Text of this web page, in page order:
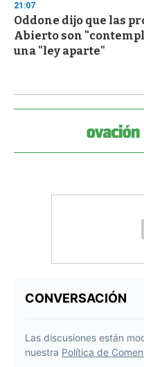
21:07
Oddone dijo que las
Abierto son
una "ley aparte"